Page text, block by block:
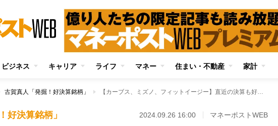
ビジネス キャリア ライフ マネー 住まい・不動産 家計
古賀真人「発掘！好決算銘柄」 【カーブス、ミズノ、フィットイージー】直近の決算も好調、市場活況でさらなる業績成長を期待できる「スポーツ関連」3銘柄
好決算銘柄」 2024.09.26 16:00 マネーポストWEB